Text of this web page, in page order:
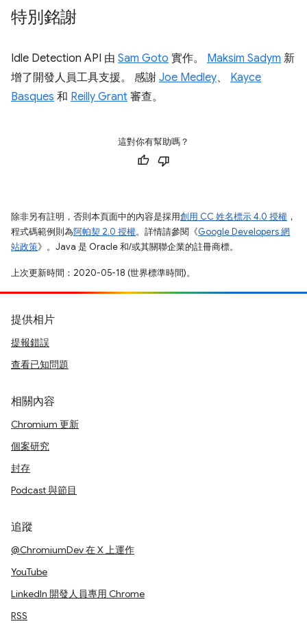
特別銘謝
Idle Detection API 由 Sam Goto 實作。 Maksim Sadym 新
增了開發人員工具支援。 感謝 Joe Medley、 Kayce
Basques 和 Reilly Grant 審查。
這對你有幫助嗎？
除非另有註明，否則本頁面中的內容是採用創用 CC 姓名標示 4.0 授權 ，
程式碼範例則為阿帕契 2.0 授權。詳情請參閱《Google Developers 網
站政策》。Java 是 Oracle 和/或其關聯企業的註冊商標。
上次更新時間：2020-05-18 (世界標準時間)。
提供相片
提報錯誤
查看已知問題
相關內容
Chromium 更新
個案研究
封存
Podcast 與節目
追蹤
@ChromiumDev 在 X 上運作
YouTube
LinkedIn 開發人員專用 Chrome
RSS